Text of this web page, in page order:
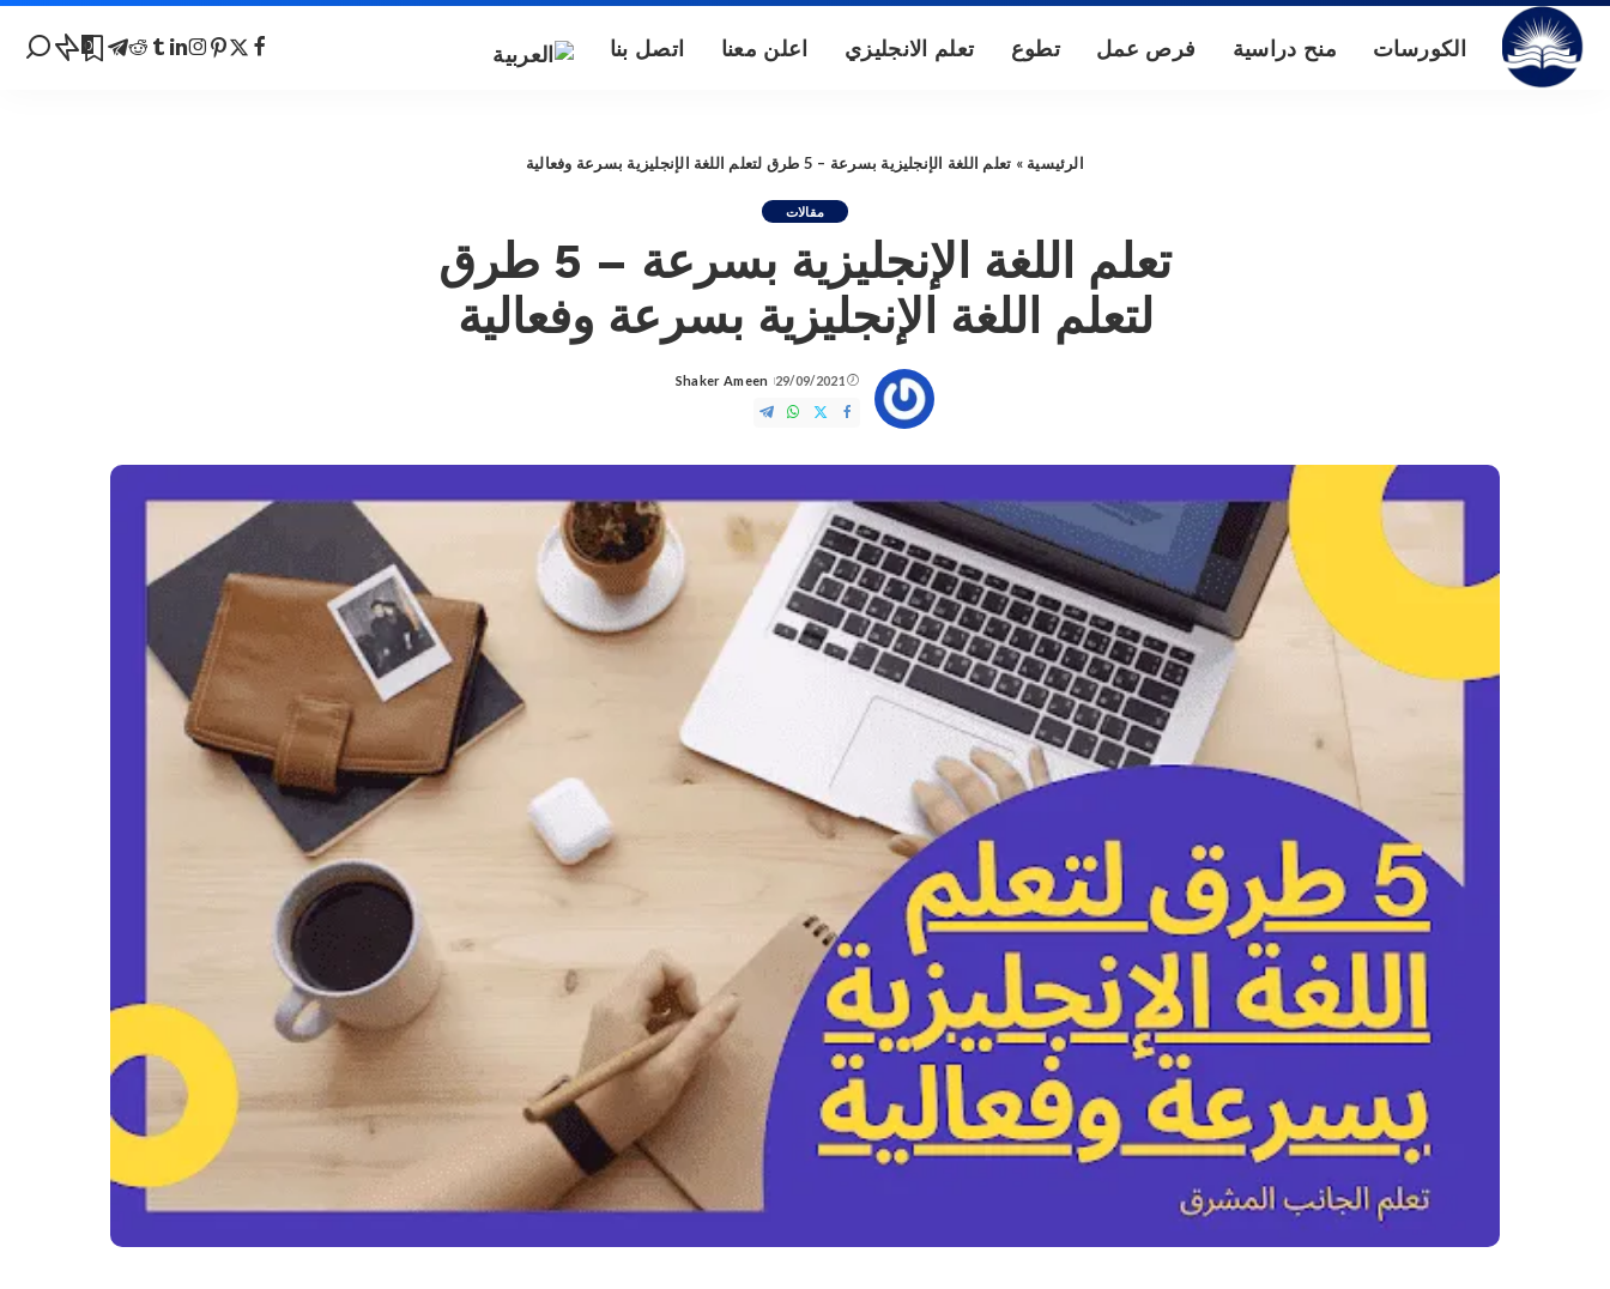
الكورسات منح دراسية فرص عمل تطوع تعلم الانجليزي اعلن معنا اتصل بنا 0
الرئيسية » تعلم اللغة الإنجليزية بسرعة – 5 طرق لتعلم اللغة الإنجليزية بسرعة وفعالية
مقالات
تعلم اللغة الإنجليزية بسرعة – 5 طرق
لتعلم اللغة الإنجليزية بسرعة وفعالية
29/09/2021
Posted
by
Shaker Ameen